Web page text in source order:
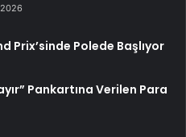
Prix’sinde Polede Başlıyor
Pankartına Verilen Para